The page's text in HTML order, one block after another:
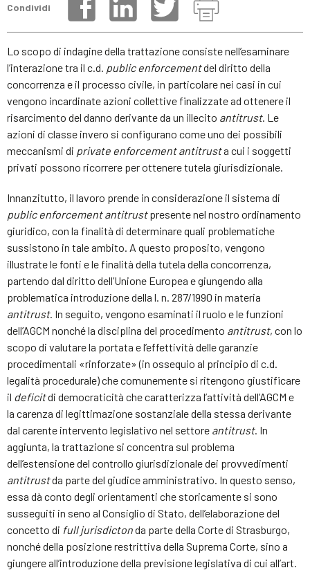
Condividi
Lo scopo di indagine della trattazione consiste nell’esaminare
l’interazione tra il c.d. public enforcementdel diritto della
concorrenza e il processo civile, in particolare nei casi in cui
vengono incardinate azioni collettive finalizzate ad ottenere il
risarcimento del danno derivante da un illecito antitrust. Le
azioni di classe invero si configurano come uno dei possibili
meccanismi di private enforcement antitrusta cui i soggetti
privati possono ricorrere per ottenere tutela giurisdizionale.
Innanzitutto, il lavoro prende in considerazione il sistema di
public enforcement antitrustpresente nel nostro ordinamento
giuridico, con la finalità di determinare quali problematiche
sussistono in tale ambito. A questo proposito, vengono
illustrate le fonti e le finalità della tutela della concorrenza,
partendo dal diritto dell’Unione Europea e giungendo alla
problematica introduzione della l. n. 287/1990 in materia
antitrust. In seguito, vengono esaminati il ruolo e le funzioni
dell’AGCM nonché la disciplina del procedimento antitrust, con lo
scopo di valutare la portata e l’effettività delle garanzie
procedimentali «rinforzate» (in ossequio al principio di c.d.
legalità procedurale) che comunemente si ritengono giustificare
il deficitdi democraticità che caratterizza l’attività dell’AGCM e
la carenza di legittimazione sostanziale della stessa derivante
dal carente intervento legislativo nel settore antitrust. In
aggiunta, la trattazione si concentra sul problema
dell’estensione del controllo giurisdizionale dei provvedimenti
antitrustda parte del giudice amministrativo. In questo senso,
essa dà conto degli orientamenti che storicamente si sono
susseguiti in seno al Consiglio di Stato, dell’elaborazione del
concetto di full jurisdictonda parte della Corte di Strasburgo,
nonché della posizione restrittiva della Suprema Corte, sino a
giungere all’introduzione della previsione legislativa di cui all’art.